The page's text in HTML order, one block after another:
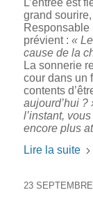
L’entrée est
grand
Responsable
prévient : «
cause de la
La sonnerie
cour dans un
contents
aujourd’hui ?
l’instant,
encore plus
Lire la suite
23 SEPTEMBRE